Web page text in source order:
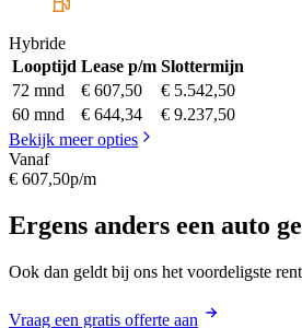
Hybride
Looptijd Lease p/m Slottermijn
72 mnd
€ 607,50
€ 5.542,50
60 mnd
€ 644,34
€ 9.237,50
Bekijk meer opties
Vanaf
€ 607,50p/m
Ergens anders een auto
Ook dan geldt bij ons het voordeligste
Vraag een gratis offerte aan